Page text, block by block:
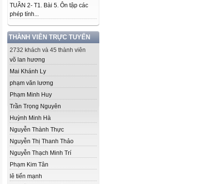
TUẦN 2- T1. Bài 5. Ôn tập các
phép tính...
THÀNH VIÊN TRỰC TUYẾN
2732 khách và 45 thành viên
võ lan hương
Mai Khánh Ly
phạm văn lương
Phạm Minh Huy
Trần Trọng Nguyên
Huỳnh Minh Hà
Nguyễn Thành Thực
Nguyễn Thị Thanh Thảo
Nguyễn Thạch Minh Trí
Phạm Kim Tân
lê tiến mạnh